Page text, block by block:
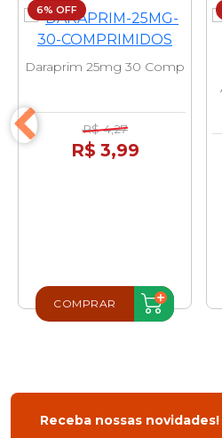
6% OFF
Daraprim 25mg 30 Comp
R$ 4,27
R$ 3,99
COMPRAR
Receba nossas novidades!